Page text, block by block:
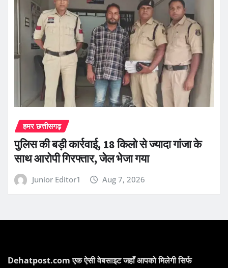
हमर छत्तीसगढ़
पुलिस की बड़ी कार्रवाई, 18 किलो से ज्यादा गांजा के
साथ आरोपी गिरफ्तार, जेल भेजा गया
Junior Editor1 Aug 7, 2026
Dehatpost.com एक ऐसी वेबसाइट जहाँ आपको मिलेगी सिर्फ